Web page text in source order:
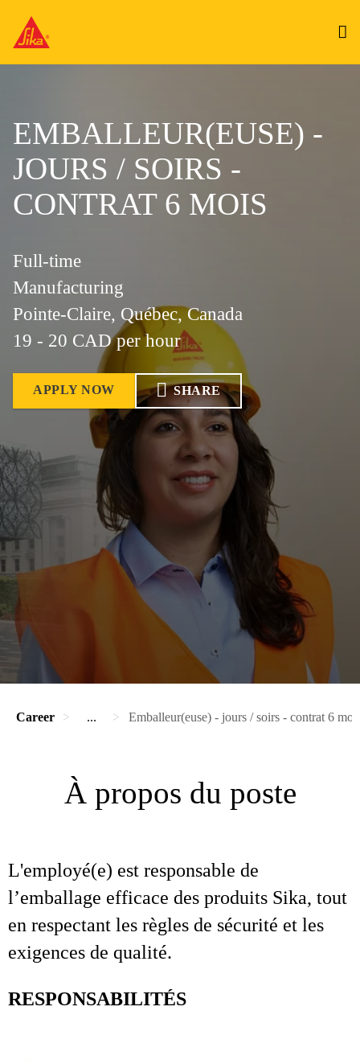
EMBALLEUR(EUSE) -
JOURS / SOIRS -
CONTRAT 6 MOIS
Full-time
Manufacturing
Pointe-Claire, Québec, Canada
19 - 20 CAD per hour
APPLY NOW SHARE
Career ... Emballeur(euse) - jours / soirs - contrat 6
À propos du poste
L'employé(e) est responsable de
l’emballage efficace des produits Sika, tout
en respectant les règles de sécurité et les
exigences de qualité.
RESPONSABILITÉS